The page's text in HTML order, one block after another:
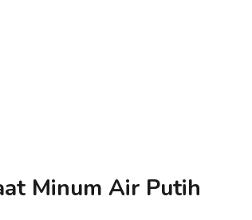
Minum Air Putih